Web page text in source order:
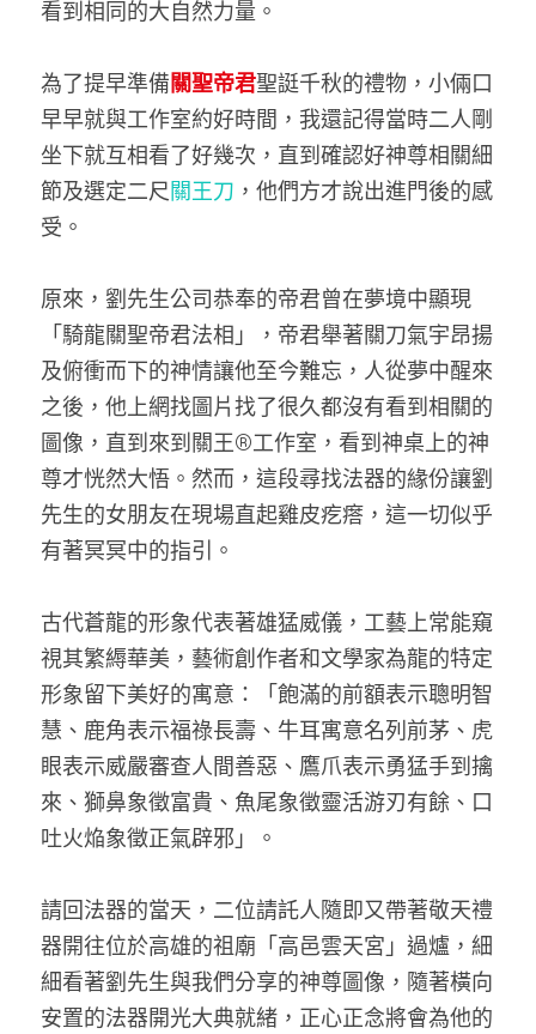
看到相同的大自然力量。
為了提早準備關聖帝君聖誔千秋的禮物，小倆口
早早就與工作室約好時間，我還記得當時二人剛
坐下就互相看了好幾次，直到確認好神尊相關細
節及選定二尺關王刀 ，他們方才說出進門後的感
受。
原來，劉先生公司恭奉的帝君曾在夢境中顯現
「騎龍關聖帝君法相」，帝君舉著關刀氣宇昂揚
及俯衝而下的神情讓他至今難忘，人從夢中醒來
之後，他上網找圖片找了很久都沒有看到相關的
圖像，直到來到關王®工作室，看到神桌上的神
尊才恍然大悟。然而，這段尋找法器的緣份讓劉
先生的女朋友在現場直起雞皮疙瘩，這一切似乎
有著冥冥中的指引。
古代蒼龍的形象代表著雄猛威儀，工藝上常能窺
視其繁縟華美，藝術創作者和文學家為龍的特定
形象留下美好的寓意：「飽滿的前額表示聰明智
慧、鹿角表示福祿長壽、牛耳寓意名列前茅、虎
眼表示威嚴審查人間善惡、鷹爪表示勇猛手到擒
來、獅鼻象徵富貴、魚尾象徵靈活游刃有餘、口
吐火焔象徵正氣辟邪」。
請回法器的當天，二位請託人隨即又帶著敬天禮
器開往位於高雄的祖廟「高邑雲天宮」過爐，細
細看著劉先生與我們分享的神尊圖像，隨著橫向
安置的法器開光大典就緒，正心正念將會為他的